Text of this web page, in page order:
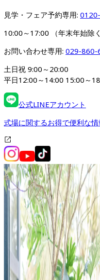
見学・フェア予約専用:
10:00～17:00 （年末年始除く
お問い合わせ専用: 029-860-
土日祝 9:00～20:00
平日12:00～14:00 15:00～
公式LINEアカウント
式場に関するお得で便利な